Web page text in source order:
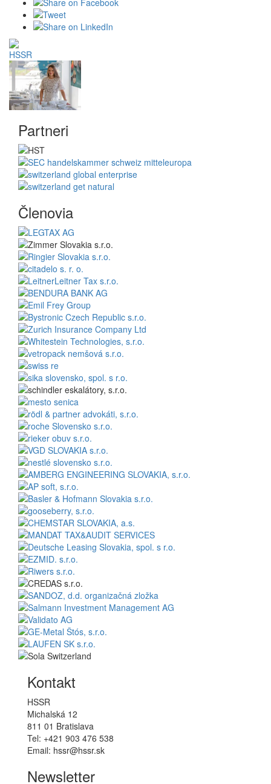
Partneri
Členovia
Kontakt
HSSR
Michalská 12
811 01 Bratislava
Tel: +421 903 476 538
Email: hssr@hssr.sk
Newsletter